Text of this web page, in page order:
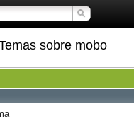
sobre mobo